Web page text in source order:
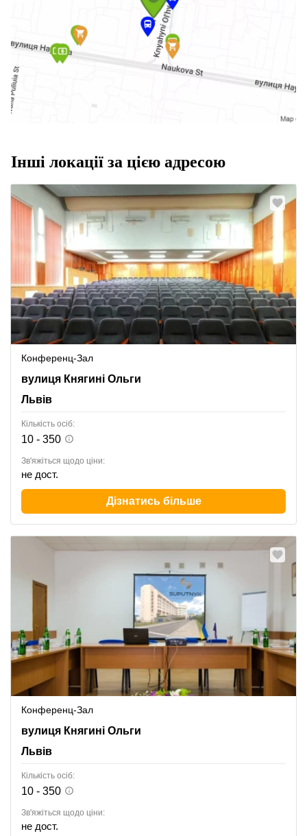
Інші локації за цією адресою
Конференц-Зал
вулиця Княгині Ольги 116, Львів
вулиця Княгині Ольги
Львів
Кількість осіб:
10 - 350
Зв'яжіться щодо ціни:
не дост.
Дізнатись більше
Конференц-Зал
вулиця Княгині Ольги 116, Львів
вулиця Княгині Ольги
Львів
Кількість осіб:
10 - 350
Зв'яжіться щодо ціни:
не дост.